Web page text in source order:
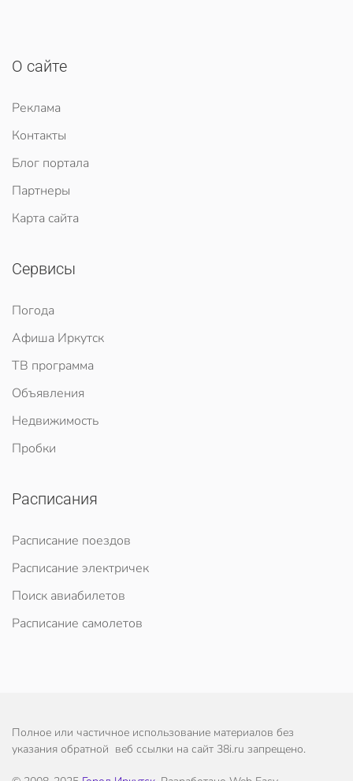
О сайте
Реклама
Контакты
Блог портала
Партнеры
Карта сайта
Сервисы
Погода
Афиша Иркутск
ТВ программа
Объявления
Недвижимость
Пробки
Расписания
Расписание поездов
Расписание электричек
Поиск авиабилетов
Расписание самолетов
Полное или частичное использование материалов без
указания обратной веб ссылки на сайт 38i.ru запрещено.